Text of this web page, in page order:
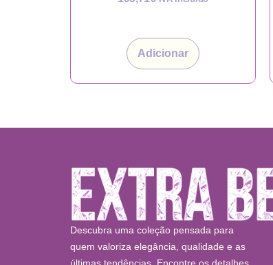
Adicionar
Descubra uma coleção pensada para
quem valoriza elegância, qualidade e as